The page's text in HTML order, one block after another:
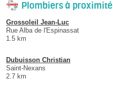
Plombiers à proximité
Grossoleil Jean-Luc
Rue Alba de l'Espinassat
1.5 km
Dubuisson Christian
Saint-Nexans
2.7 km